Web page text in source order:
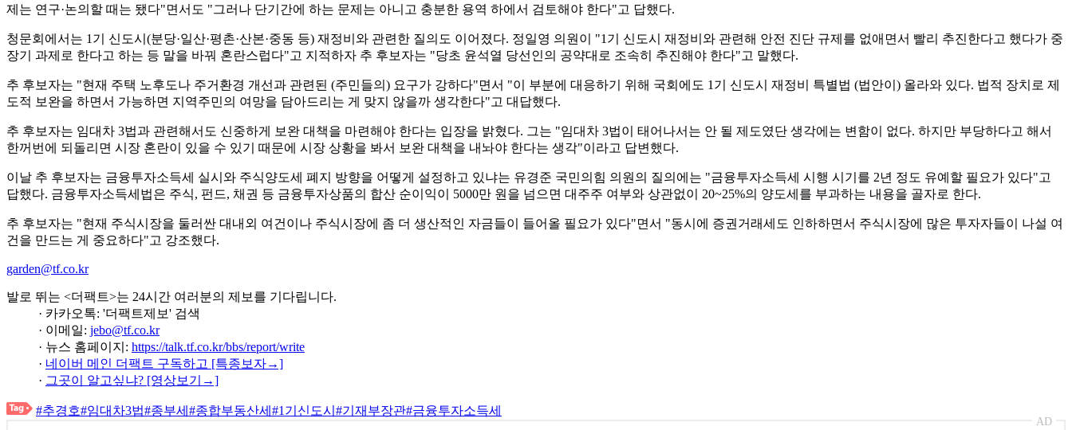
제는 연구·논의할 때는 됐다"면서도 "그러나 단기간에 하는 문제는 아니고 충분한 용역 하에서 검토해야 한다"고 답했다.
청문회에서는 1기 신도시(분당·일산·평촌·산본·중동 등) 재정비와 관련한 질의도 이어졌다. 정일영 의원이 "1기 신도시 재정비와 관련해 안전 진단 규제를 없애면서 빨리 추진한다고 했다가 중
장기 과제로 한다고 하는 등 말을 바꿔 혼란스럽다"고 지적하자 추 후보자는 "당초 윤석열 당선인의 공약대로 조속히 추진해야 한다"고 말했다.
추 후보자는 "현재 주택 노후도나 주거환경 개선과 관련된 (주민들의) 요구가 강하다"면서 "이 부분에 대응하기 위해 국회에도 1기 신도시 재정비 특별법 (법안이) 올라와 있다. 법적 장치로 제
도적 보완을 하면서 가능하면 지역주민의 여망을 담아드리는 게 맞지 않을까 생각한다"고 대답했다.
추 후보자는 임대차 3법과 관련해서도 신중하게 보완 대책을 마련해야 한다는 입장을 밝혔다. 그는 "임대차 3법이 태어나서는 안 될 제도였단 생각에는 변함이 없다. 하지만 부당하다고 해서
한꺼번에 되돌리면 시장 혼란이 있을 수 있기 때문에 시장 상황을 봐서 보완 대책을 내놔야 한다는 생각"이라고 답변했다.
이날 추 후보자는 금융투자소득세 실시와 주식양도세 폐지 방향을 어떻게 설정하고 있냐는 유경준 국민의힘 의원의 질의에는 "금융투자소득세 시행 시기를 2년 정도 유예할 필요가 있다"고
답했다. 금융투자소득세법은 주식, 펀드, 채권 등 금융투자상품의 합산 순이익이 5000만 원을 넘으면 대주주 여부와 상관없이 20~25%의 양도세를 부과하는 내용을 골자로 한다.
추 후보자는 "현재 주식시장을 둘러싼 대내외 여건이나 주식시장에 좀 더 생산적인 자금들이 들어올 필요가 있다"면서 "동시에 증권거래세도 인하하면서 주식시장에 많은 투자자들이 나설 여
건을 만드는 게 중요하다"고 강조했다.
garden@tf.co.kr
발로 뛰는 <더팩트>는 24시간 여러분의 제보를 기다립니다.
· 카카오톡: '더팩트제보' 검색
· 이메일: jebo@tf.co.kr
· 뉴스 홈페이지: https://talk.tf.co.kr/bbs/report/write
· 네이버 메인 더팩트 구독하고 [특종보자→]
· 그곳이 알고싶냐? [영상보기→]
#추경호#임대차3법#종부세 #종합부동산세 #1기신도시 #기재부장관#금융투자소득세
AD